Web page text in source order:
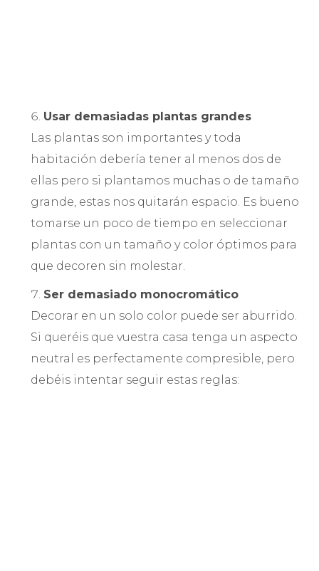
Usar demasiadas plantas grandes
Las plantas son importantes y toda
habitación debería tener al menos dos de
ellas pero si plantamos muchas o de tamaño
grande, estas nos quitarán espacio. Es bueno
tomarse un poco de tiempo en seleccionar
plantas con un tamaño y color óptimos para
que decoren sin molestar.
Ser demasiado monocromático
Decorar en un solo color puede ser aburrido.
Si queréis que vuestra casa tenga un aspecto
neutral es perfectamente compresible, pero
debéis intentar seguir estas reglas: